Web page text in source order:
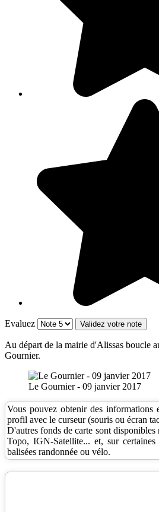
Evaluez
Au départ de la mairie d'Alissas boucle
Gournier.
Le Gournier - 09 janvier 2017
Vous pouvez obtenir des informations
profil avec le curseur (souris ou écran
D'autres fonds de carte sont
Topo, IGN-Satellite... et, sur certaines
balisées randonnée ou vélo.